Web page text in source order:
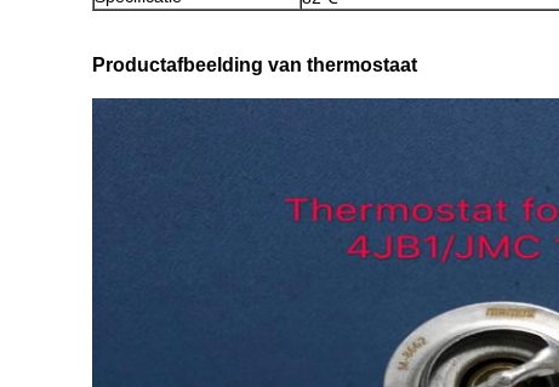
Productafbeelding van thermostaat